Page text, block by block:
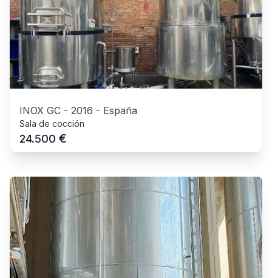
INOX GC - 2016 - España
Sala de cocción
24.500 €